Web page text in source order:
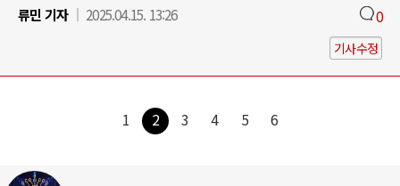
류민 기자
2025.04.15. 13:26 0
기사수정
1 2 3 4 5 6